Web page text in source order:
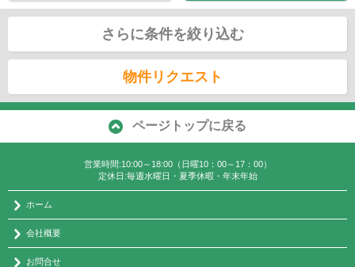
さらに条件を絞り込む
物件リクエスト
ページトップに戻る
営業時間:10:00～18:00（日曜10：00～17：00）
定休日:毎週水曜日・夏季休暇・年末年始
ホーム
会社概要
お問合せ